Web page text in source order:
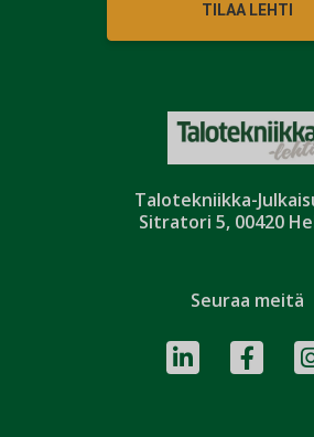
Talotekniikka-
Sitratori 5, 00420
TILAA LEHTI
Seuraa meitä